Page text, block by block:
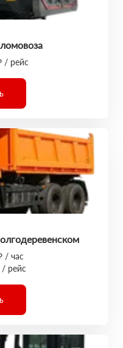
/ рейс
/ час
/ рейс